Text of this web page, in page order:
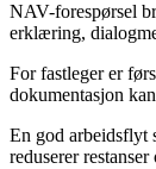
NAV-forespørsel
erklæring,
For fastleger er
dokumentasjon
En god arbeidsflyt
reduserer